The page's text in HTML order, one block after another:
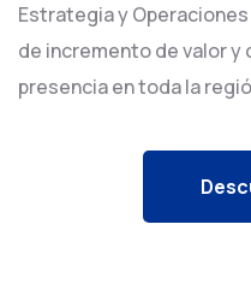
Estrategia y
de incremento de valor
presencia en toda la